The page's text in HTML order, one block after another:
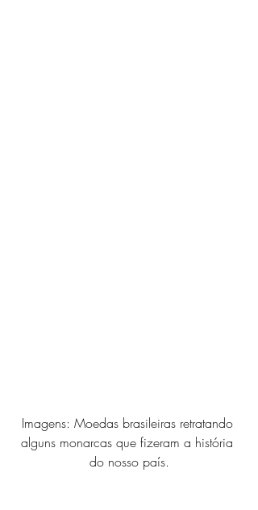
Imagens: Moedas brasileiras retratando
alguns monarcas que fizeram a história
do nosso país.